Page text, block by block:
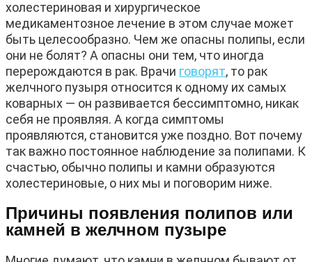
холестериновая и хирургическое
медикаментозное лечение в этом случае может
быть целесообразно. Чем же опасны полипы, если
они не болят? А опасны они тем, что иногда
перерождаются в рак. Врачи говорят, то рак
желчного пузыря относится к одному их самых
коварных — он развивается бессимптомно, никак
себя не проявляя. А когда симптомы
проявляются, становится уже поздно. Вот почему
так важно постоянное наблюдение за полипами. К
счастью, обычно полипы и камни образуются
холестериновые, о них мы и поговорим ниже.
Причины появления полипов или
камней в желчном пузыре